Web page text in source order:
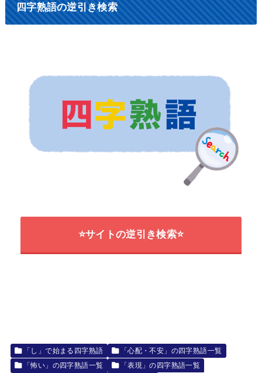
四字熟語の逆引き検索
⭐サイトの逆引き検索⭐
「し」で始まる四字熟語
「心配・不安」の四字熟語一覧
「怖い」の四字熟語一覧
「表現」の四字熟語一覧